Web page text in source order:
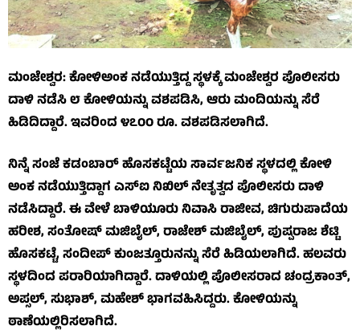
ಮಂಜೇಶ್ವರ: ಕೋಳಿಅಂಕ ನಡೆಯುತ್ತಿದ್ದ ಸ್ಥಳಕ್ಕೆ ಮಂಜೇಶ್ವರ ಪೊಲೀಸರು
ದಾಳಿ ನಡೆಸಿ ೮ ಕೋಳಿಯನ್ನು ವಶಪಡಿಸಿ, ಆರು ಮಂದಿಯನ್ನು ಸೆರೆ
ಹಿಡಿದಿದ್ದಾರೆ. ಇವರಿಂದ ೪೭೦೦ ರೂ. ವಶಪಡಿಸಲಾಗಿದೆ.
ನಿನ್ನೆ ಸಂಜೆ ಕಡಂಬಾರ್ ಹೊಸಕಟ್ಟೆಯ ಸಾರ್ವಜನಿಕ ಸ್ಥಳದಲ್ಲಿ ಕೋಳಿ
ಅಂಕ ನಡೆಯುತ್ತಿದ್ದಾಗ ಎಸ್‌ಐ ನಿಖಿಲ್ ನೇತೃತ್ವದ ಪೊಲೀಸರು ದಾಳಿ
ನಡೆಸಿದ್ದಾರೆ. ಈ ವೇಳೆ ಬಾಳಿಯೂರು ನಿವಾಸಿ ರಾಜೀವ, ಚಿಗುರುಪಾದೆಯ
ಹರೀಶ, ಸಂತೋಷ್ ಮಜಿಬೈಲ್, ರಾಜೇಶ್ ಮಜಿಬೈಲ್, ಪುಷ್ಪರಾಜ ಶೆಟ್ಟಿ
ಹೊಸಕಟ್ಟೆ, ಸಂದೀಪ್ ಕುಂಜತ್ತೂರುನನ್ನು ಸೆರೆ ಹಿಡಿಯಲಾಗಿದೆ. ಹಲವರು
ಸ್ಥಳದಿಂದ ಪರಾರಿಯಾಗಿದ್ದಾರೆ. ದಾಳಿಯಲ್ಲಿ ಪೊಲೀಸರಾದ ಚಂದ್ರಕಾಂತ್,
ಅಪ್ಸಲ್, ಸುಭಾಶ್, ಮಹೇಶ್ ಭಾಗವಹಿಸಿದ್ದರು. ಕೋಳಿಯನ್ನು
ಠಾಣೆಯಲ್ಲಿರಿಸಲಾಗಿದೆ.